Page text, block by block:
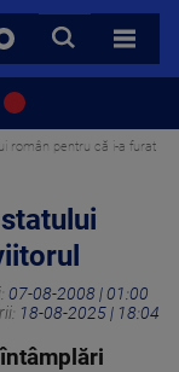
CAUTA
TOATE
român pentru că i-a furat
07-08-2008 | 01:00
18-08-2025 | 18:04